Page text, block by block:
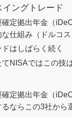
イングトレード
確定拠出年金（
仕組み（ドルコス
ドはしばらく続く
てNISAではこの技
確定拠出年金（
るならこの3社から